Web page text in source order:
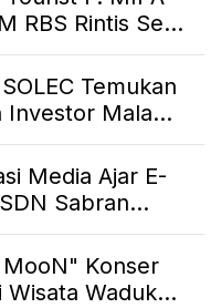
RBS Rintis Se...
Temukan
Investor Mala...
Media Ajar E-
Sabran...
Konser
Wisata Waduk...